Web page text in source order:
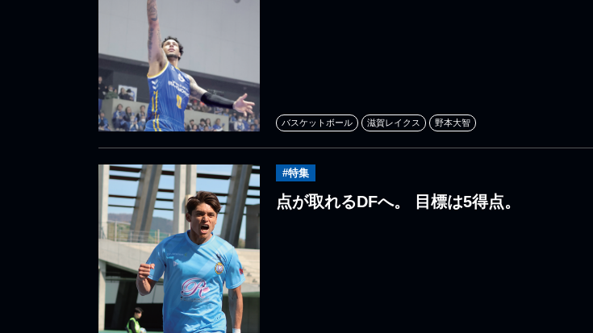
バスケットボール 滋賀レイクス 野本大智
#特集
点が取れるDFへ。 目標は5得点。